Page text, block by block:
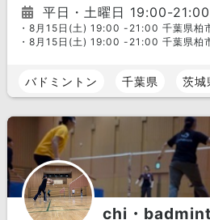
平日・土曜日 19:00-21:00
・8月15日(土) 19:00 -21:00 千葉県柏
・8月15日(土) 19:00 -21:00 千葉県柏
バドミントン 千葉県 茨城
chi・